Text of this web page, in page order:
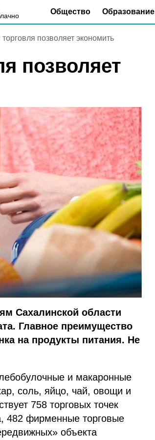
Общество Образование
позволяет экономить
позволяет
Сахалинской области
Главное преимущество
на продукты питания. Не
и макаронные
соль, яйцо, чай, овощи и
758 торговых точек
482 фирменные торговые
объекта